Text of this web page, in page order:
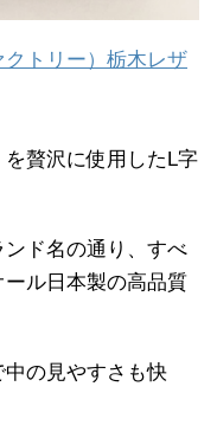
クトリー）栃木レザ
贅沢に使用したL字
ド名の通り、すべ
ル日本製の高品質
の見やすさも快